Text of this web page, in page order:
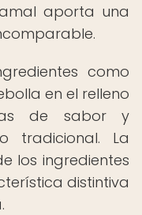
aporta una
como
en el relleno
de sabor y
tradicional. La
los ingredientes
distintiva